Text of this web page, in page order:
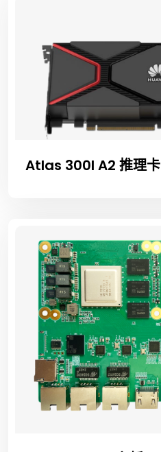
Atlas 300I A2 推理卡